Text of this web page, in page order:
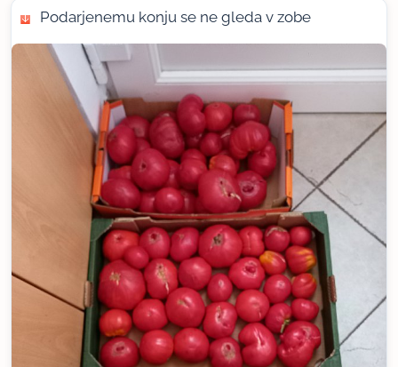
Podarjenemu konju se ne gleda v zobe